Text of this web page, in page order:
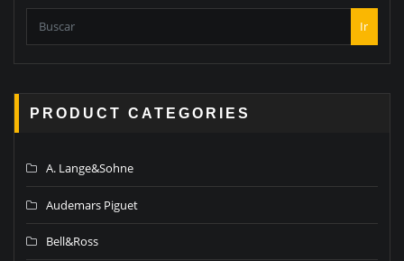
Ir
PRODUCT CATEGORIES
A. Lange&Sohne
Audemars Piguet
Bell&Ross